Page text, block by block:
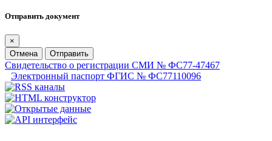
Отправить документ
×
Отмена
Отправить
Свидетельство о регистрации СМИ № ФС77-47467
Электронный паспорт ФГИС № ФС77110096